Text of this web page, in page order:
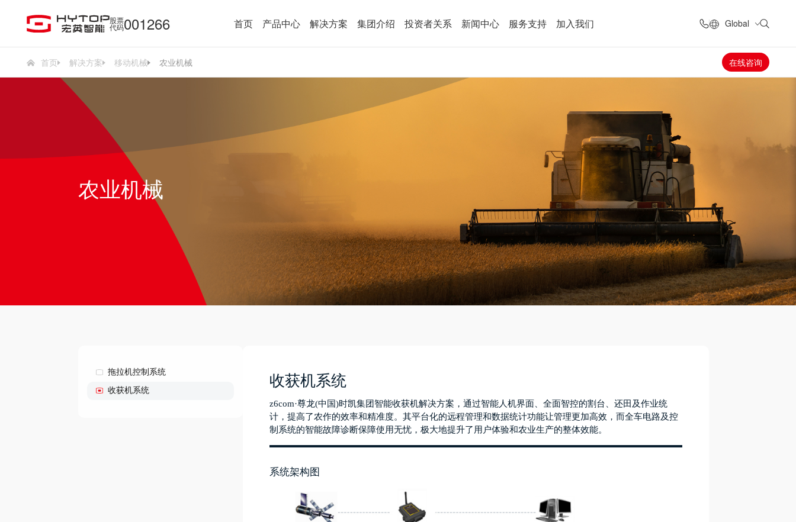
股票
代码001266 首页 产品中心 解决方案 集团介绍 投资者关系 新闻中心 服务支持 加入我们 Global
首页 解决方案 移动机械 农业机械 在线咨询
农业机械
拖拉机控制系统
收获机系统
收获机系统
z6com·尊龙(中国)时凯集团智能收获机解决方案，通过智能人机界面、全面智控的割台、还田及作业统
计，提高了农作的效率和精准度。其平台化的远程管理和数据统计功能让管理更加高效，而全车电路及控
制系统的智能故障诊断保障使用无忧，极大地提升了用户体验和农业生产的整体效能。
系统架构图